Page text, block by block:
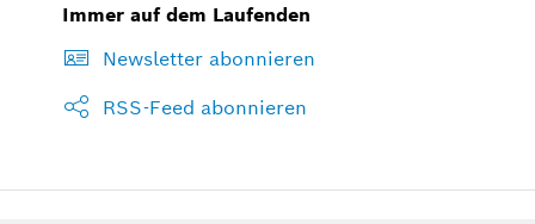
Immer auf dem Laufenden
Newsletter abonnieren
RSS-Feed abonnieren